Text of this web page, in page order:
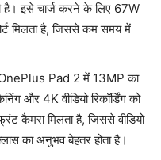
इसे चार्ज करने के लिए 67W
मिलता है, जिससे कम समय में
OnePlus Pad 2 में 13MP का
और 4K वीडियो रिकॉर्डिंग को
कैमरा मिलता है, जिससे वीडियो
का अनुभव बेहतर होता है।